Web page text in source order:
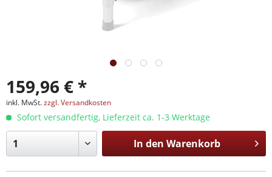
159,96 € *
inkl. MwSt.zzgl. Versandkosten
Sofort versandfertig, Lieferzeit ca. 1-3 Werktage
In den Warenkorb